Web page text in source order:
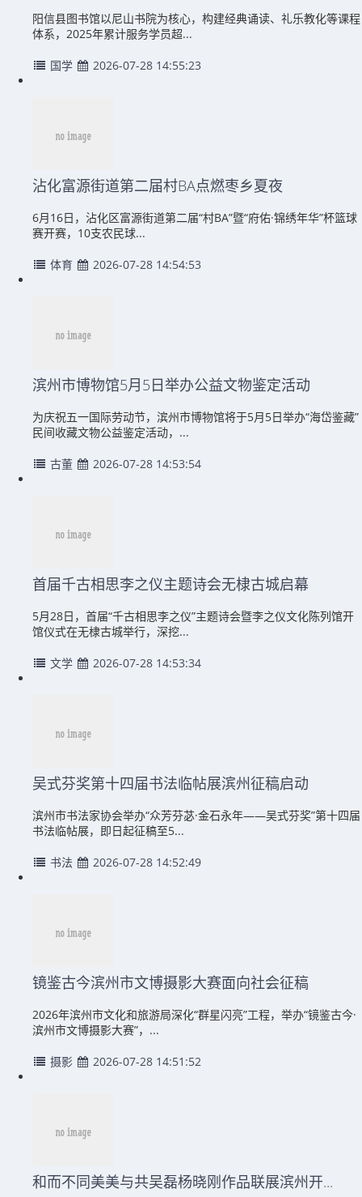
阳信县图书馆以尼山书院为核心，构建经典诵读、礼乐教化等课程
体系，2025年累计服务学员超...
国学 2026-07-28 14:55:23
沾化富源街道第二届村BA点燃枣乡夏夜
6月16日，沾化区富源街道第二届“村BA”暨“府佑·锦绣年华”杯篮球
赛开赛，10支农民球...
体育 2026-07-28 14:54:53
滨州市博物馆5月5日举办公益文物鉴定活动
为庆祝五一国际劳动节，滨州市博物馆将于5月5日举办“海岱鉴藏”
民间收藏文物公益鉴定活动，...
古董 2026-07-28 14:53:54
首届千古相思李之仪主题诗会无棣古城启幕
5月28日，首届“千古相思李之仪”主题诗会暨李之仪文化陈列馆开
馆仪式在无棣古城举行，深挖...
文学 2026-07-28 14:53:34
吴式芬奖第十四届书法临帖展滨州征稿启动
滨州市书法家协会举办“众芳芬苾·金石永年——吴式芬奖”第十四届
书法临帖展，即日起征稿至5...
书法 2026-07-28 14:52:49
镜鉴古今滨州市文博摄影大赛面向社会征稿
2026年滨州市文化和旅游局深化“群星闪亮”工程，举办“镜鉴古今·
滨州市文博摄影大赛”，...
摄影 2026-07-28 14:51:52
和而不同美美与共吴磊杨晓刚作品联展滨州开...